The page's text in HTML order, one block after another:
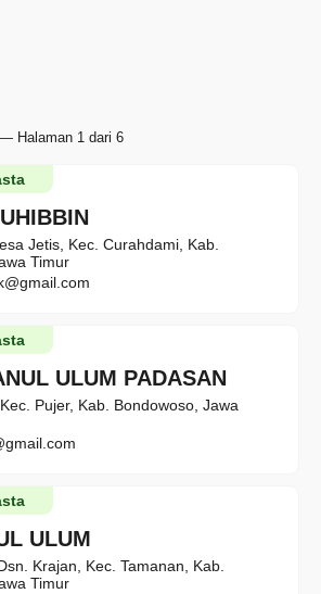
Halaman 1 dari 6
Jetis, Kec. Curahdami, Kab.
Timur
ULUM PADASAN
Pujer, Kab. Bondowoso, Jawa
ULUM
Krajan, Kec. Tamanan, Kab.
Timur